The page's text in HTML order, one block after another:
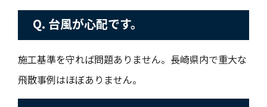
Q. 台風が心配です。
施工基準を守れば問題ありません。長崎県内で重大な
飛散事例はほぼありません。